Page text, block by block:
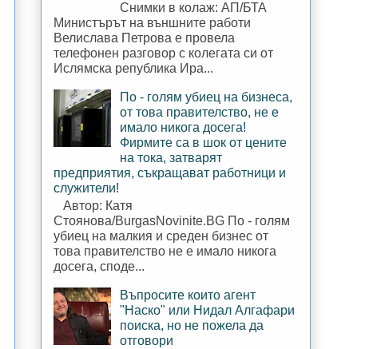
Снимки в колаж: АП/БТА
Министърът на външните работи
Велислава Петрова е провела
телефонен разговор с колегата си от
Ислямска република Ира...
По - голям убиец на бизнеса,
от това правителство, не е
имало никога досега!
Фирмите са в шок от цените
на тока, затварят
предприятия, съкращават работници и
служители!
Автор: Катя
Стоянова/BurgasNovinite.BG По - голям
убиец на малкия и среден бизнес от
това правителство не е имало никога
досега, споде...
Въпросите които агент
"Наско" или Нидал Алгафари
поиска, но не пожела да
отговори